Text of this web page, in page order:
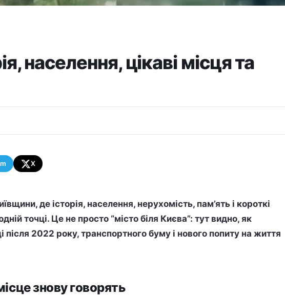
населення, цікаві місця та
X
де історія, населення, нерухомість, пам’ять і короткі
точці. Це не просто “місто біля Києва”: тут видно, як
після 2022 року, транспортного буму і нового попиту на життя
знову говорять